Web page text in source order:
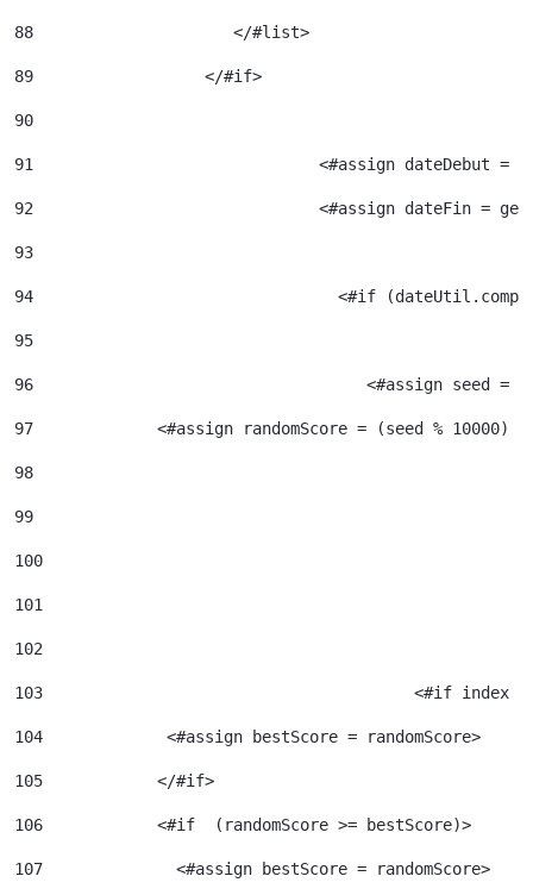
88
		       </#list>
89
		    </#if>
90
91
<#assign dateDebut
92
<#assign dateFin =
93
94
95
96
<#assign seed
97
<#assign randomScore = (seed % 10000)
98
99
100
101
102
103
<#if index
104
             <#assign bestScore = randomScore>
105
            </#if>
106
            <#if  (randomScore >= bestScore)>
107
              <#assign bestScore = randomScore>